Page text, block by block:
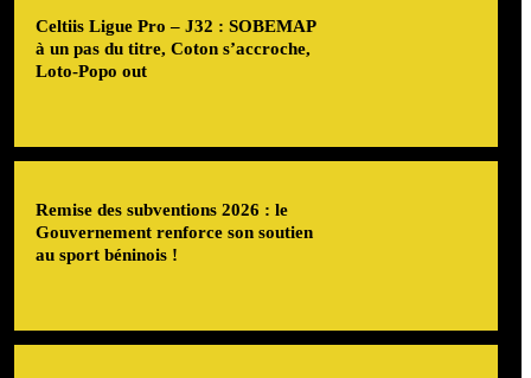
Celtiis Ligue Pro – J32 : SOBEMAP
à un pas du titre, Coton s’accroche,
Loto-Popo out
Remise des subventions 2026 : le
Gouvernement renforce son soutien
au sport béninois !